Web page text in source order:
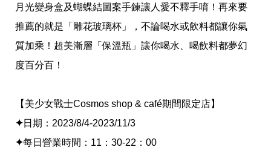
月光變身盒及蝴蝶結圖案手鍊讓人愛不釋手唷！再來要
推薦的就是「雕花玻璃杯」，不論喝水或飲料都讓你氣
質加乘！超美漸層「保溫瓶」讓你喝水、喝飲料都夢幻
度百分百！
【美少女戰士Cosmos shop & café期間限定店】
✦日期：2023/8/4-2023/11/3
✦每日營業時間：11：30-22：00